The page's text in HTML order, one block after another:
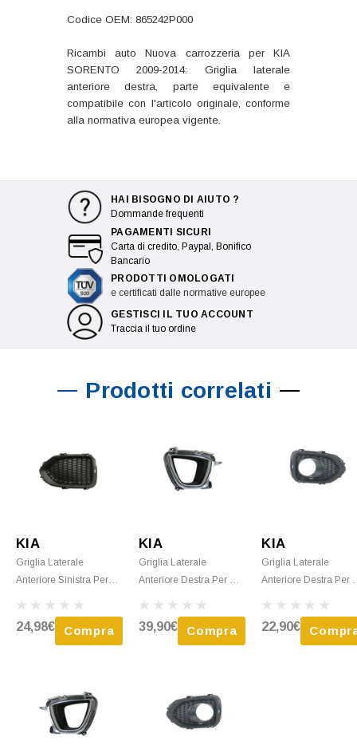
Codice OEM: 865242P000
Ricambi auto Nuova carrozzeria per KIA
SORENTO 2009-2014: Griglia laterale
anteriore destra, parte equivalente e
compatibile con l'articolo originale, conforme
alla normativa europea vigente.
HAI BISOGNO DI AIUTO ?
Dommande frequenti
PAGAMENTI SICURI
Carta di credito, Paypal, Bonifico
Bancario
PRODOTTI OMOLOGATI
e certificati dalle normative europee
GESTISCI IL TUO ACCOUNT
Traccia il tuo ordine
Prodotti correlati
KIA
Griglia Laterale
Anteriore Sinistra Per
2014, Nuova
24,98€ Compra
KIA
Griglia Laterale
Anteriore Destra Per KIA
39,90€ Compra
KIA
Griglia Laterale
Anteriore Destra Per
Con Foro
Nuova
22,90€